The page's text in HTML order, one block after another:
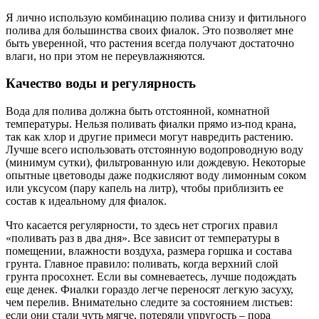
Я лично использую комбинацию полива снизу и фитильного
полива для большинства своих фиалок. Это позволяет мне
быть уверенной, что растения всегда получают достаточно
влаги, но при этом не переувлажняются.
Качество воды и регулярность
Вода для полива должна быть отстоянной, комнатной
температуры. Нельзя поливать фиалки прямо из-под крана,
так как хлор и другие примеси могут навредить растению.
Лучше всего использовать отстоянную водопроводную воду
(минимум сутки), фильтрованную или дождевую. Некоторые
опытные цветоводы даже подкисляют воду лимонным соком
или уксусом (пару капель на литр), чтобы приблизить ее
состав к идеальному для фиалок.
Что касается регулярности, то здесь нет строгих правил
«поливать раз в два дня». Все зависит от температуры в
помещении, влажности воздуха, размера горшка и состава
грунта. Главное правило: поливать, когда верхний слой
грунта просохнет. Если вы сомневаетесь, лучше подождать
еще денек. Фиалки гораздо легче переносят легкую засуху,
чем перелив. Внимательно следите за состоянием листьев:
если они стали чуть мягче, потеряли упругость – пора